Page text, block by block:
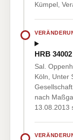
Kümpel,
HRB 34002
Sal.
Köln, Unter
nach
13.08.2013